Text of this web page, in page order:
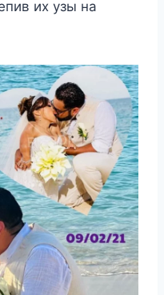
их узы на